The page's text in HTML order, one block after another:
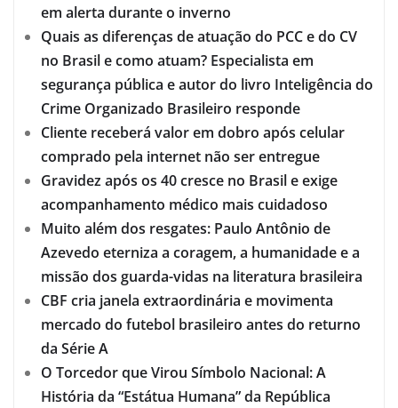
em alerta durante o inverno
Quais as diferenças de atuação do PCC e do CV
no Brasil e como atuam? Especialista em
segurança pública e autor do livro Inteligência do
Crime Organizado Brasileiro responde
Cliente receberá valor em dobro após celular
comprado pela internet não ser entregue
Gravidez após os 40 cresce no Brasil e exige
acompanhamento médico mais cuidadoso
Muito além dos resgates: Paulo Antônio de
Azevedo eterniza a coragem, a humanidade e a
missão dos guarda-vidas na literatura brasileira
CBF cria janela extraordinária e movimenta
mercado do futebol brasileiro antes do returno
da Série A
O Torcedor que Virou Símbolo Nacional: A
História da “Estátua Humana” da República